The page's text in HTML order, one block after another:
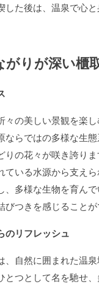
した後は、温泉で心
りが深い櫃
々の美しい景観を楽
ならではの多様な生態
りの花々が咲き誇り
ている水源から支え
、多様な生物を育ん
つきを感じることが
のリフレッシュ
、自然に囲まれた温
とつとして名を馳せ